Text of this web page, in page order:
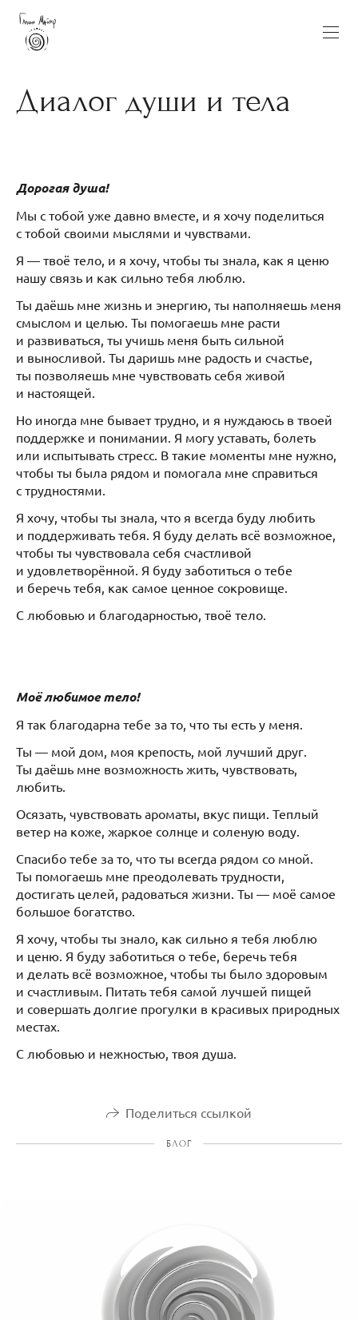
Диалог души и тела
Дорогая душа!
Мы с тобой уже давно вместе, и я хочу поделиться
с тобой своими мыслями и чувствами.
Я — твоё тело, и я хочу, чтобы ты знала, как я ценю
нашу связь и как сильно тебя люблю.
Ты даёшь мне жизнь и энергию, ты наполняешь меня
смыслом и целью. Ты помогаешь мне расти
и развиваться, ты учишь меня быть сильной
и выносливой. Ты даришь мне радость и счастье,
ты позволяешь мне чувствовать себя живой
и настоящей.
Но иногда мне бывает трудно, и я нуждаюсь в твоей
поддержке и понимании. Я могу уставать, болеть
или испытывать стресс. В такие моменты мне нужно,
чтобы ты была рядом и помогала мне справиться
с трудностями.
Я хочу, чтобы ты знала, что я всегда буду любить
и поддерживать тебя. Я буду делать всё возможное,
чтобы ты чувствовала себя счастливой
и удовлетворённой. Я буду заботиться о тебе
и беречь тебя, как самое ценное сокровище.
С любовью и благодарностью, твоё тело.
Моё любимое тело!
Я так благодарна тебе за то, что ты есть у меня.
Ты — мой дом, моя крепость, мой лучший друг.
Ты даёшь мне возможность жить, чувствовать,
любить.
Осязать, чувствовать ароматы, вкус пищи. Теплый
ветер на коже, жаркое солнце и соленую воду.
Спасибо тебе за то, что ты всегда рядом со мной.
Ты помогаешь мне преодолевать трудности,
достигать целей, радоваться жизни. Ты — моё самое
большое богатство.
Я хочу, чтобы ты знало, как сильно я тебя люблю
и ценю. Я буду заботиться о тебе, беречь тебя
и делать всё возможное, чтобы ты было здоровым
и счастливым. Питать тебя самой лучшей пищей
и совершать долгие прогулки в красивых природных
местах.
С любовью и нежностью, твоя душа.
Поделиться ссылкой
БЛОГ